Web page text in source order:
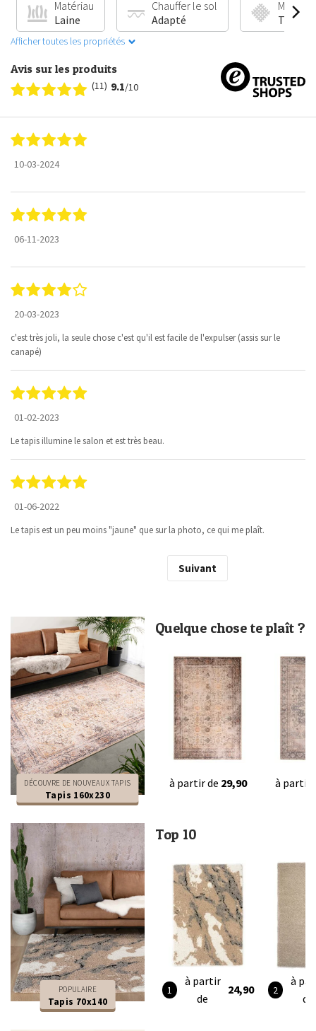
Matériau
Laine
Chauffer le sol
Adapté
Tissé à
Afficher toutes les propriétés
Avis sur les produits
(11) 9.1/10
10-03-2024
06-11-2023
20-03-2023
c'est très joli, la seule chose c'est qu'il est facile de l'expulser (assis sur le
canapé)
01-02-2023
Le tapis illumine le salon et est très beau.
01-06-2022
Le tapis est un peu moins "jaune" que sur la photo, ce qui me plaît.
Suivant
DÉCOUVRE DE NOUVEAUX TAPIS
Tapis 160x230
Quelque chose te plaît ?
à partir de 29,90 à partir
POPULAIRE
Tapis 70x140
Top 10
à partir
de
24,90
à
de